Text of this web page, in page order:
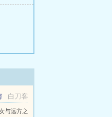
白刀客
与远方之